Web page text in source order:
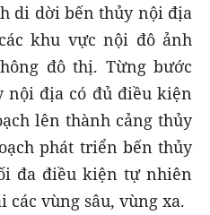
di dời bến thủy nội địa
khu vực nội đô ảnh
đô thị. Từng bước
nội địa có đủ điều kiện
lên thành cảng thủy
phát triển bến thủy
đa điều kiện tự nhiên
vùng sâu, vùng xa.